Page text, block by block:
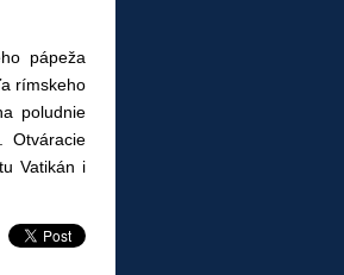
pápeža
rímskeho
poludnie
Otváracie
Vatikán i